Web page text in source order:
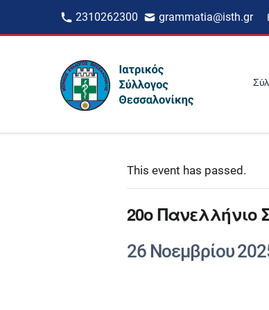
2310262300 grammatia@isth.gr
This event has passed.
20ο Πανελλήνιο
26 Νοεμβρίου